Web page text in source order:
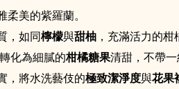
柔美的紫羅蘭。
，如同檸檬與甜柚 ，充滿活力的
化為細膩的柑橘糖果清甜，不帶
，將水洗藝伎的極致潔淨度與花果